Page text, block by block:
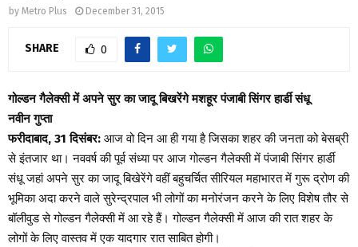
by Metro Plus December 31, 2015
SHARE 0
गोल्डन गैलेक्सी में अपने सुर का जादू बिखरेंगे मशहूर पंजाबी सिंगर हार्डी संधू
नवीन गुप्ता
फरीदाबाद, 31 दिसंबर: आज वो दिन आ ही गया है जिसका शहर की जनता को बेसब्री
से इंतजार था। नववर्ष की पूर्व संध्या पर आज गोल्डन गैलेक्सी में पंजाबी सिंगर हार्डी
संधू जहां अपने सुर का जादू बिखेरेंगे वहीं बहुचर्चित सीरियल महाभारत में गुरू द्रोण की
भूमिका अदा करने वाले सुरेन्द्रपाल भी लोगों का मनोरंजन करने के लिए विशेष तौर से
बॉलीवुड से गोल्डन गैलेक्सी में आ रहे हैं। गोल्डन गैलेक्सी में आज की रात शहर के
लोगों के लिए वास्तव में एक यादगार रात साबित होगी।